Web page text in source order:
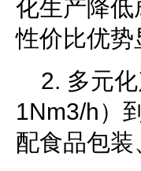
化生产降
性价比优势
2. 多元
1Nm3/h）
配食品包装